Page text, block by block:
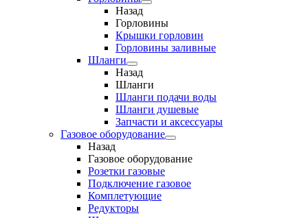
Назад
Горловины
Крышки горловин
Горловины заливные
Шланги
Назад
Шланги
Шланги подачи воды
Шланги душевые
Запчасти и аксессуары
Газовое оборудование
Назад
Газовое оборудование
Розетки газовые
Подключение газовое
Комплетующие
Редукторы